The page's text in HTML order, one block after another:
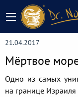
21.04.2017
Мёртвое
Одно из самых
на границе